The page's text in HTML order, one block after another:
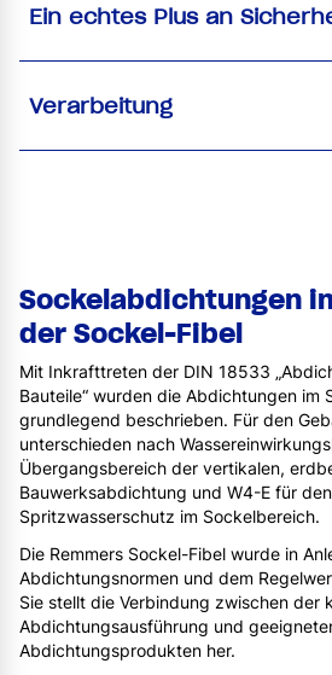
Ein echtes Plus an
Verarbeitung
Sockelabdichtungen
der Sockel-Fibel
Mit Inkrafttreten der DIN 18533
Bauteile“ wurden die Abdichtungen im
grundlegend beschrieben. Für den
unterschieden nach
Übergangsbereich der vertikalen,
Bauwerksabdichtung und W4-E für
Spritzwasserschutz im Sockelbereich.
Die Remmers Sockel-Fibel wurde in
Abdichtungsnormen und dem
Sie stellt die Verbindung zwischen der
Abdichtungsausführung und
Abdichtungsprodukten her.